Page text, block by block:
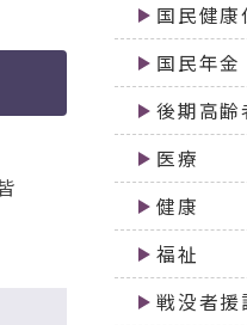
国民健康
国民年金
後期高齢
医療
健康
福祉
戦没者援